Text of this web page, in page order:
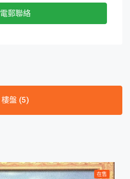
電郵聯絡
樓盤 (5)
在售